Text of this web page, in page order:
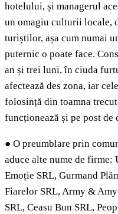
hotelului, și managerul
un omagiu culturii locale,
turiștilor, așa cum numai
puternic o poate face.
an și trei luni, în ciuda
afectează des zona, iar
folosință din toamna
funcționează și pe post de
● O preumblare prin
aduce alte nume de
Emoție SRL, Gurmand
Fiarelor SRL, Army &
SRL, Ceasu Bun SRL,